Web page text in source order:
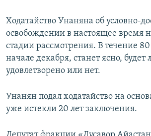
Ходатайство Унаняна об условно-
освобождении в настоящее время
стадии рассмотрения. В течение 80
начале декабря, станет ясно, будет
удовлетворено или нет.
Унанян подал ходатайство на
уже истекли 20 лет заключения.